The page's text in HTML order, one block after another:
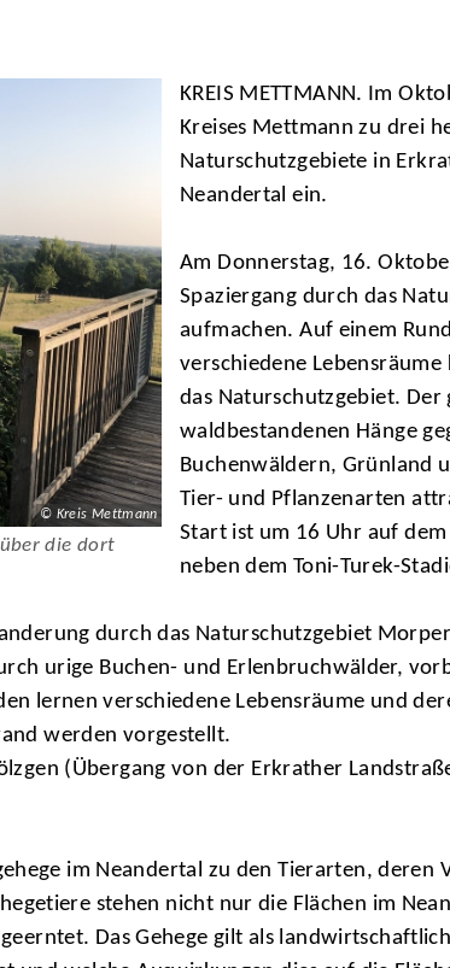
© Kreis Mettmann
die dort
KREIS METTMANN. Im
Kreises Mettmann zu drei
Naturschutzgebiete in
Neandertal ein.
Am Donnerstag, 16.
Spaziergang durch das
aufmachen. Auf einem
verschiedene
das Naturschutzgebiet.
waldbestandenen Hänge
Buchenwäldern, Grünland
Tier- und Pflanzenarten
Start ist um 16 Uhr auf
neben dem Toni-Turek-
durch das Naturschutzgebiet
urige Buchen- und Erlenbruchwälder,
lernen verschiedene Lebensräume und
werden vorgestellt.
(Übergang von der Erkrather
im Neandertal zu den Tierarten, deren
stehen nicht nur die Flächen im
Das Gehege gilt als